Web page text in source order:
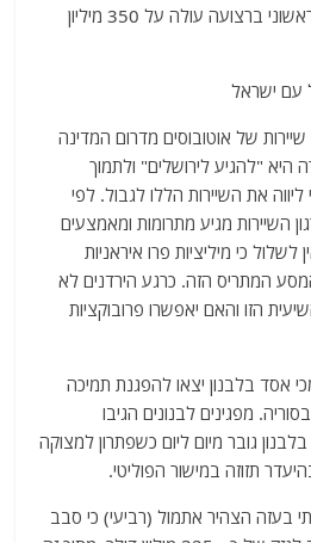
סרחאן הוסיף כי שווי הנזק הראשוני ברצועה עולה על 350 מיליון
עם ישראל
של אוטובוסים מדרום המדינה
היא "להגיע לירושלים" ולתמוך
את השיירות הללו לגבול. לפי
השיירות מגיע מתרומות ומאמצעים
כי מיליציות פרו איראניות
המתריס הזה. כרגע הירדנים לא
הזו והאם יאפשרו פרובוקציות
אסד בלבנון יצאו להפגנת תמיכה
מפגינים לבנונים הגיבו
גובר מיום ליום כשפתרון למצוקה
תזוזה במישור הפוליטי.
הצהיר אתמול (רביעי) כי סבב